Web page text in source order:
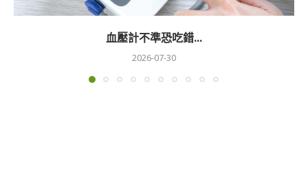
血壓計不準恐吃錯...
2026-07-30